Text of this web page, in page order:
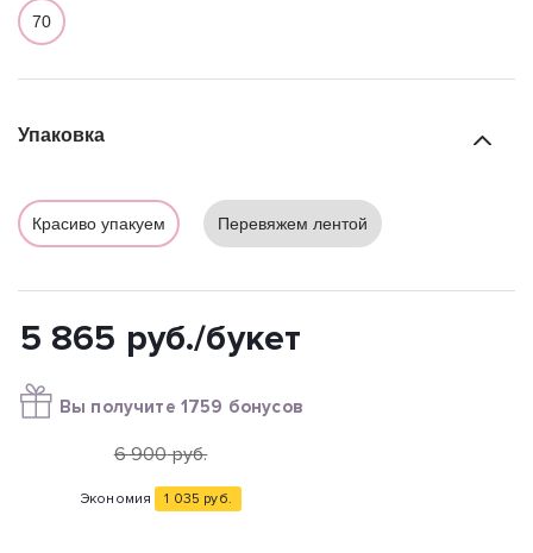
70
Упаковка
Красиво упакуем Перевяжем лентой
5 865 руб./букет
Вы получите 1759 бонусов
6 900руб.
Экономия 1 035 руб.